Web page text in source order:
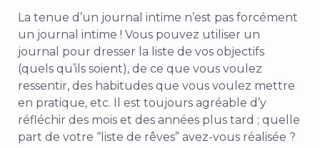
La tenue d’un journal intime n’est pas forcément
un journal intime ! Vous pouvez utiliser un
journal pour dresser la liste de vos objectifs
(quels qu’ils soient), de ce que vous voulez
ressentir, des habitudes que vous voulez mettre
en pratique, etc. Il est toujours agréable d’y
réfléchir des mois et des années plus tard ; quelle
part de votre “liste de rêves” avez-vous réalisée ?